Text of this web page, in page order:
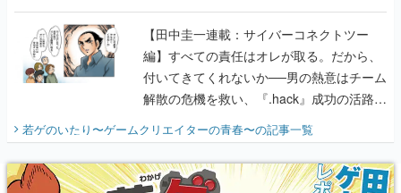
に行って、より理解を深めよう【PR】
【田中圭一連載：サイバーコネクトツー
編】すべての責任はオレが取る。だから、
付いてきてくれないか──男の熱意はチーム
解散の危機を救い、『.hack』成功の活路を
『少年ジャンプ』色だった【若ゲのいた
り】
若ゲのいたり〜ゲームクリエイターの青春〜の記事一覧